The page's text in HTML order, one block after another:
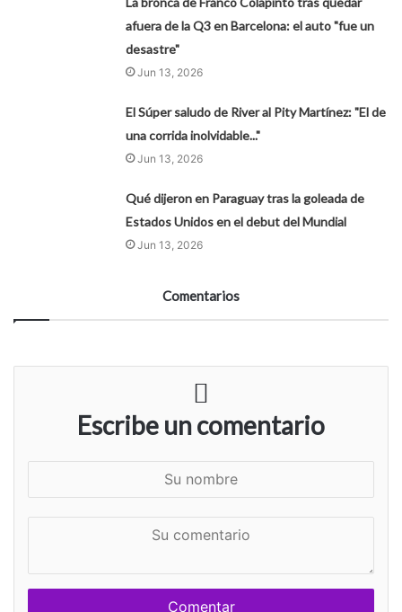
afuera de la Q3 en Barcelona: el auto "fue un
desastre"
Jun 13, 2026
El Súper saludo de River al Pity Martínez: "El de
una corrida inolvidable..."
Jun 13, 2026
Qué dijeron en Paraguay tras la goleada de
Estados Unidos en el debut del Mundial
Jun 13, 2026
Comentarios
Escribe un comentario